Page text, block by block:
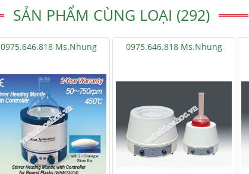
SẢN PHẨM CÙNG LOẠI (292)
0975.646.818 Ms.Nhung 0975.646.818 Ms.Nhung